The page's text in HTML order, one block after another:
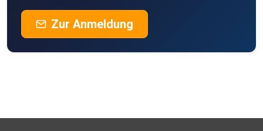
Zur Anmeldung